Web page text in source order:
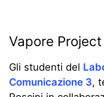
Vapore Project
Gli studenti del
Comunicazione 3,